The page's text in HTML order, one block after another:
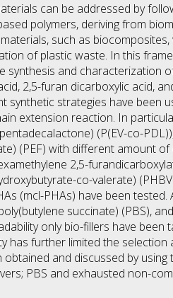
can be addressed by
polymers, deriving from
such as
of plastic waste. In this
and characterization
2,5-furan dicarboxylic acid,
synthetic strategies have been
extension reaction. In
(P(EV-co-
(PEF) with different amount of
2,5-
co-valerate)
(mcl-PHAs) have been
succinate) (PBS),
only bio-fillers have been
further limited the selection
and discussed by using
PBS and exhausted non-